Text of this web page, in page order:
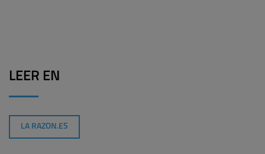
LEER EN
LA RAZON.ES